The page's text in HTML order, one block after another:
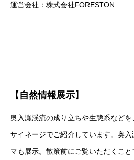
運営会社：株式会社FORESTON
【自然情報展示】
奥入瀬渓流の成り立ちや生態系など
サイネージでご紹介しています。奥
マも展示。散策前にご覧いただくこ